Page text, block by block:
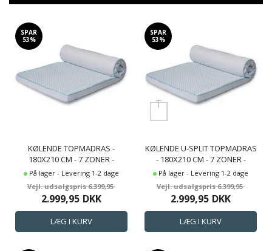
SPAR
53%
KØLENDE TOPMADRAS -
180X210 CM - 7 ZONER -
LUKSUS MEMORYSKUM
TOPMADRAS 8 CM HØJ - SLEEP
TECH BY BORG
På lager - Levering 1-2 dage
6.399,95
2.999,95 DKK
SPAR
53%
KØLENDE U-SPLIT TOPMADRAS
- 180X210 CM - 7 ZONER -
LUKSUS MEMORYSKUM
TOPMADRAS 8 CM HØJ - SLEEP
TECH BY BORG
På lager - Levering 1-2 dage
6.399,95
2.999,95 DKK